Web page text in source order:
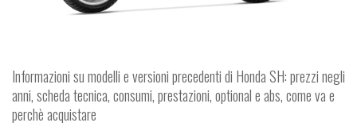
Informazioni su modelli e versioni precedenti di Honda SH: prezzi negli
anni, scheda tecnica, consumi, prestazioni, optional e abs, come va e
perchè acquistare